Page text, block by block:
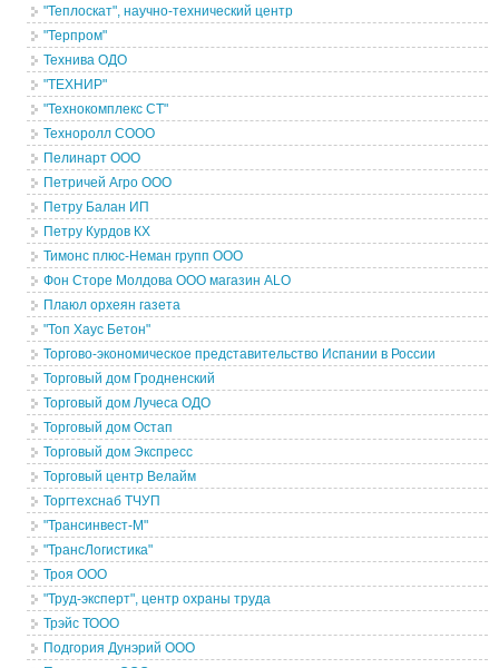
"Теплоскат", научно-технический центр
"Терпром"
Технива ОДО
"ТЕХНИР"
"Технокомплекс СТ"
Техноролл СООО
Пелинарт ООО
Петричей Агро ООО
Петру Балан ИП
Петру Курдов КХ
Тимонс плюс-Неман групп ООО
Фон Сторе Молдова ООО магазин ALO
Плаюл орхеян газета
"Топ Хаус Бетон"
Торгово-экономическое представительство Испании в России
Торговый дом Гродненский
Торговый дом Лучеса ОДО
Торговый дом Остап
Торговый дом Экспресс
Торговый центр Велайм
Торгтехснаб ТЧУП
"Трансинвест-М"
"ТрансЛогистика"
Троя ООО
"Труд-эксперт", центр охраны труда
Трэйс ТООО
Подгория Дунэрий ООО